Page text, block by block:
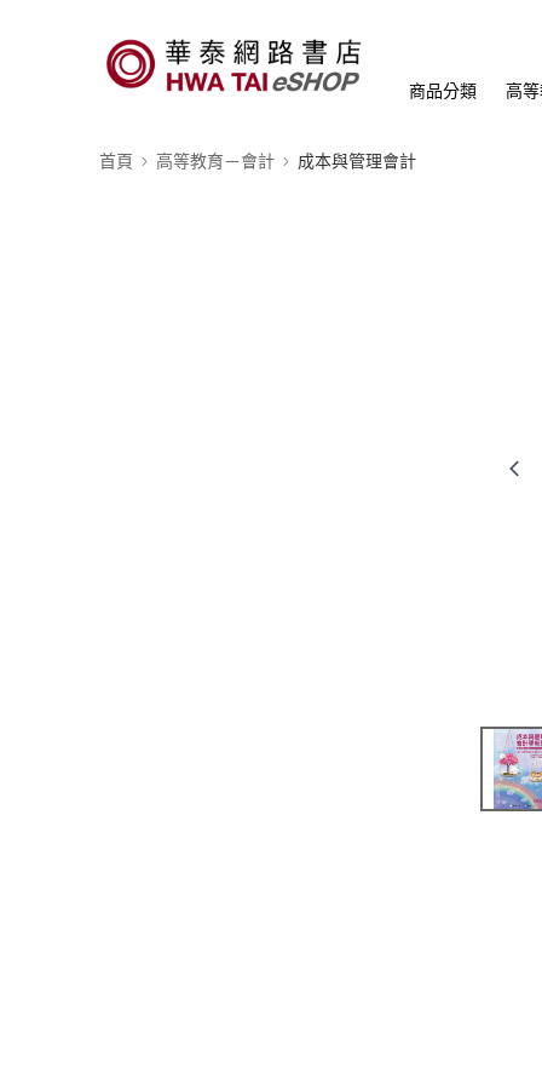
商品分類 高
首頁 高等教育－會計 成本與管理會計